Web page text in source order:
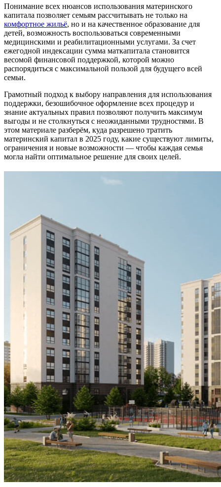
Понимание всех нюансов использования материнского
капитала позволяет семьям рассчитывать не только на
комфортное жильё, но и на качественное образование для
детей, возможность воспользоваться современными
медицинскими и реабилитационными услугами. За счет
ежегодной индексации сумма маткапитала становится
весомой финансовой поддержкой, которой можно
распорядиться с максимальной пользой для будущего всей
семьи.
Грамотный подход к выбору направления для использования
поддержки, безошибочное оформление всех процедур и
знание актуальных правил позволяют получить максимум
выгоды и не столкнуться с неожиданными трудностями. В
этом материале разберём, куда разрешено тратить
материнский капитал в 2025 году, какие существуют лимиты,
ограничения и новые возможности — чтобы каждая семья
могла найти оптимальное решение для своих целей.